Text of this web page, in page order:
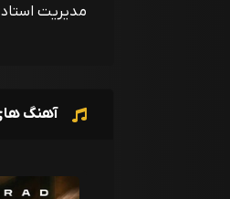
مدیریت
آهنگ